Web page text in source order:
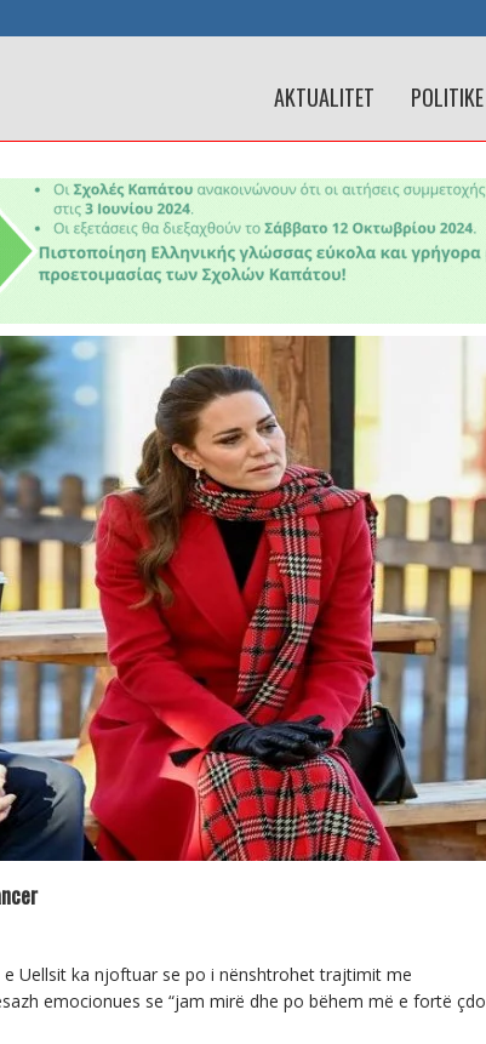
AKTUALITET POLITIKE
e Uellsit ka njoftuar se po i nënshtrohet trajtimit me
emocionues se “jam mirë dhe po bëhem më e fortë çdo